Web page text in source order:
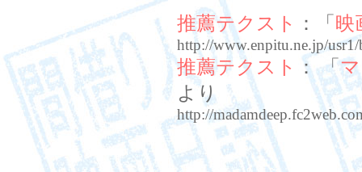
推薦テクスト ：「 映
http://www.enpitu.ne.jp/
推薦テクスト ： 「
より
http://